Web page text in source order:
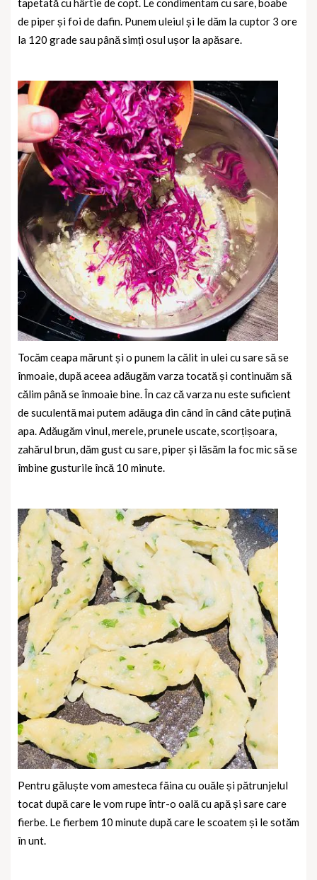
tapetată cu hârtie de copt. Le condimentam cu sare, boabe
de piper și foi de dafin. Punem uleiul și le dăm la cuptor 3 ore
la 120 grade sau până simți osul ușor la apăsare.
Tocăm ceapa mărunt și o punem la călit in ulei cu sare să se
înmoaie, după aceea adăugăm varza tocată și continuăm să
călim până se înmoaie bine. În caz că varza nu este suficient
de suculentă mai putem adăuga din când în când câte puțină
apa. Adăugăm vinul, merele, prunele uscate, scorțișoara,
zahărul brun, dăm gust cu sare, piper și lăsăm la foc mic să se
îmbine gusturile încă 10 minute.
Pentru găluște vom amesteca făina cu ouăle și pătrunjelul
tocat după care le vom rupe într-o oală cu apă și sare care
fierbe. Le fierbem 10 minute după care le scoatem și le sotăm
în unt.